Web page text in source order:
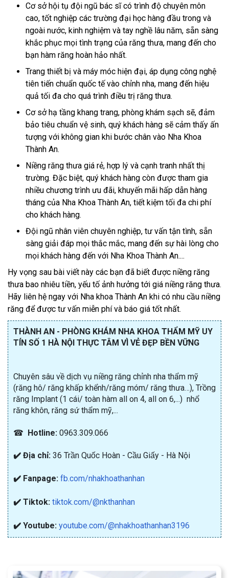
Cơ sở hội tụ đội ngũ bác sĩ có trình độ chuyên môn
cao, tốt nghiệp các trường đại học hàng đầu trong và
ngoài nước, kinh nghiệm và tay nghề lâu năm, sẵn sàng
khắc phục mọi tình trạng của răng thưa, mang đến cho
bạn hàm răng hoàn hảo nhất.
Trang thiết bị và máy móc hiện đại, áp dụng công nghệ
tiên tiến chuẩn quốc tế vào chỉnh nha, mang đến hiệu
quả tối đa cho quá trình điều trị răng thưa.
Cơ sở hạ tầng khang trang, phòng khám sạch sẽ, đảm
bảo tiêu chuẩn vệ sinh, quý khách hàng sẽ cảm thấy ấn
tượng với không gian khi bước chân vào Nha Khoa
Thành An.
Niềng răng thưa giá rẻ, hợp lý và cạnh tranh nhất thị
trường. Đặc biệt, quý khách hàng còn được tham gia
nhiều chương trình ưu đãi, khuyến mãi hấp dẫn hàng
tháng của Nha Khoa Thành An, tiết kiệm tối đa chi phí
cho khách hàng.
Đội ngũ nhân viên chuyên nghiệp, tư vấn tận tình, sẵn
sàng giải đáp mọi thắc mắc, mang đến sự hài lòng cho
mọi khách hàng đến với Nha Khoa Thành An....
Hy vọng sau bài viết này các bạn đã biết được niềng răng
thưa bao nhiêu tiền, yếu tố ảnh hưởng tới giá niềng răng thưa.
Hãy liên hệ ngay với Nha khoa Thành An khi có nhu cầu niềng
răng để được tư vấn miễn phí và báo giá tốt nhất.
THÀNH AN - PHÒNG KHÁM NHA KHOA THẨM MỸ UY
TÍN SỐ 1 HÀ NỘI THỰC TÂM VÌ VẺ ĐẸP BỀN VỮNG
Chuyên sâu về dịch vụ niềng răng chỉnh nha thẩm mỹ
(răng hô/ răng khấp khểnh/răng móm/ răng thưa…), Trồng
răng Implant (1 cái/ toàn hàm all on 4, all on 6,...) nhổ
răng khôn, răng sứ thẩm mỹ,...
☎ Hotline: 0963.309.066
✔️ Địa chỉ: 36 Trần Quốc Hoàn - Cầu Giấy - Hà Nội
✔️ Fanpage: fb.com/nhakhoathanhan
✔️ Tiktok: tiktok.com/@nkthanhan
✔️ Youtube: youtube.com/@nhakhoathanhan3196